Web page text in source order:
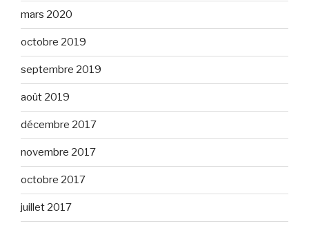
mars 2020
octobre 2019
septembre 2019
août 2019
décembre 2017
novembre 2017
octobre 2017
juillet 2017